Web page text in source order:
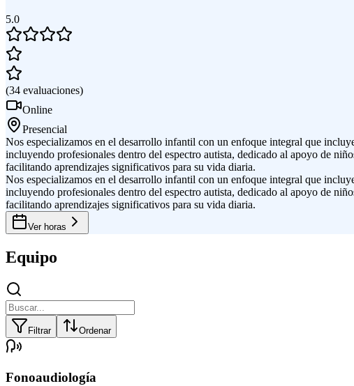
5.0
(34 evaluaciones)
Online
Presencial
Nos especializamos en el desarrollo infantil con un enfoque integral que
incluyendo profesionales dentro del espectro autista, dedicado al apoyo de
facilitando aprendizajes significativos para su vida diaria.
Nos especializamos en el desarrollo infantil con un enfoque integral que
incluyendo profesionales dentro del espectro autista, dedicado al apoyo de
facilitando aprendizajes significativos para su vida diaria.
Ver horas
Equipo
Filtrar Ordenar
Fonoaudiología